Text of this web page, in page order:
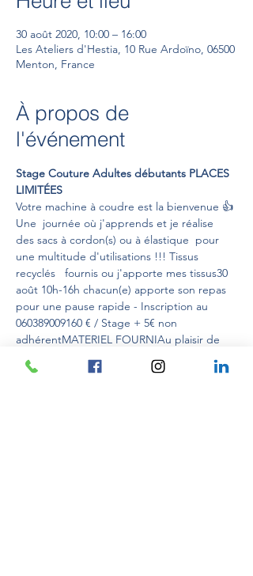
30 août 2020, 10:00 – 16:00
Les Ateliers d'Hestia, 10 Rue Ardoïno, 06500
Menton, France
À propos de
l'événement
Stage Couture Adultes débutants PLACES
LIMITÉES
Votre machine à coudre est la bienvenue 👍
Une  journée où j'apprends et je réalise
des sacs à cordon(s) ou à élastique  pour
une multitude d'utilisations !!! Tissus
recyclés   fournis ou j'apporte mes tissus30
août 10h-16h chacun(e) apporte son repas
pour une pause rapide - Inscription au
060389009160 € / Stage + 5€ non
adhérentMATERIEL FOURNIAu plaisir de
vous rencontrer et de vous accueillir
Hermine MARAIS
CRÉATIV'EXPLORE